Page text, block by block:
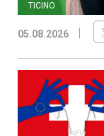
TICINO
05.08.2026